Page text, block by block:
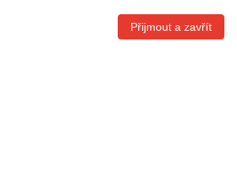
Přijmout a zavřít